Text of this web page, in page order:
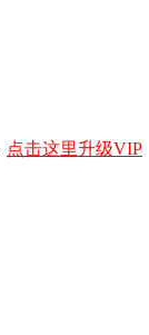
点击这里升级VIP